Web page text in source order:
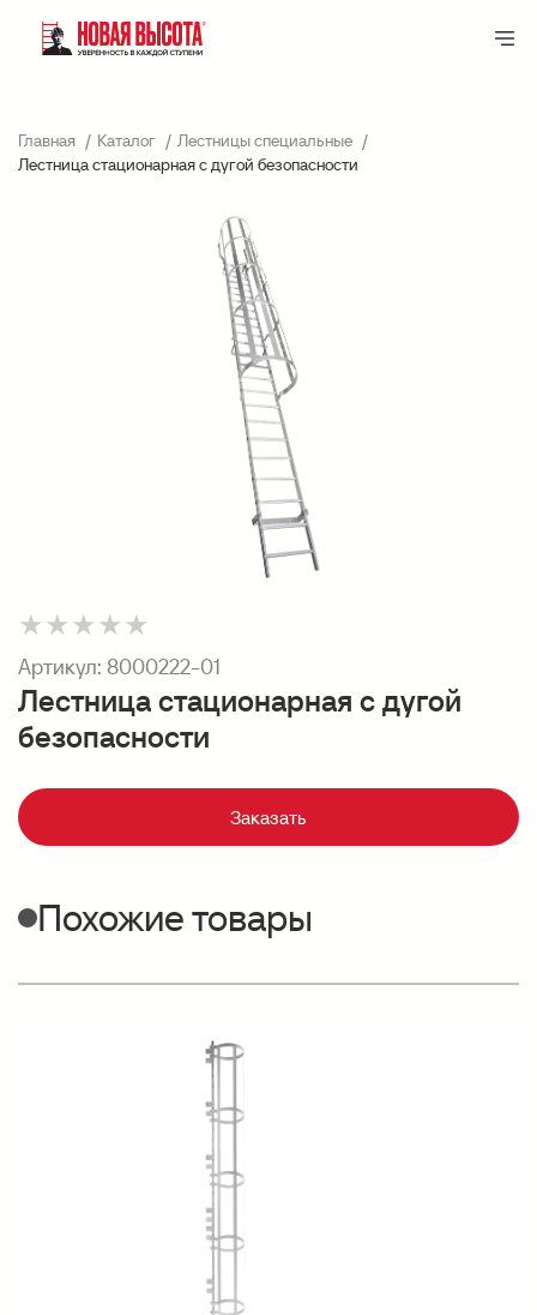
Главная Каталог
Лестницы специальные
Лестница стационарная с дугой безопасности
★★★★★
Артикул: 8000222-01
Лестница стационарная с дугой
безопасности
Заказать
Похожие товары